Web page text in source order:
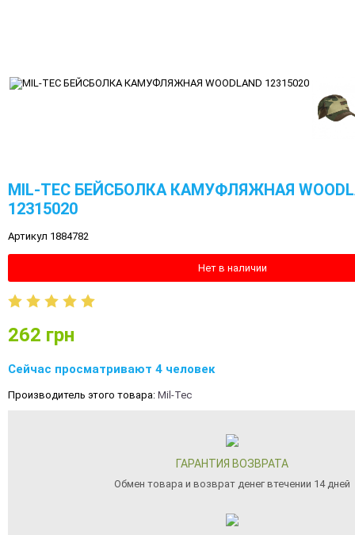
MIL-TEC БЕЙСБОЛКА КАМУФЛЯЖНАЯ
12315020
Артикул 1884782
Нет в наличии
262 грн
Сейчас просматривают 4 человек
Производитель этого товара: Mil-Tec
ГАРАНТИЯ ВОЗВРАТА
Обмен товара и возврат денег втечении 14 дней